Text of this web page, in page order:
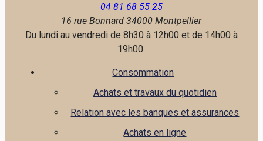
04 81 68 55 25
16 rue Bonnard 34000 Montpellier
Du lundi au vendredi de 8h30 à 12h00 et de 14h00 à
19h00.
Consommation
Achats et travaux du quotidien
Relation avec les banques et assurances
Achats en ligne